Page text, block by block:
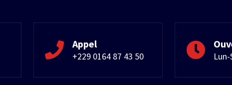
Appel
+229 0164 87 43 50